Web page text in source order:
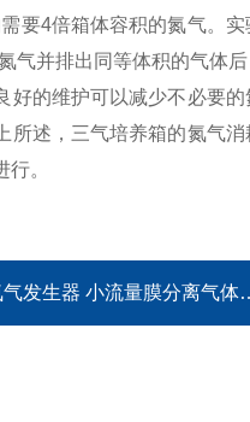
要4倍箱体容积的氮气。 实
气并排出同等体积的气体
好的维护可以减少不必要
所述，三气培养箱的氮气
。
发生器 小流量膜分离气体分离